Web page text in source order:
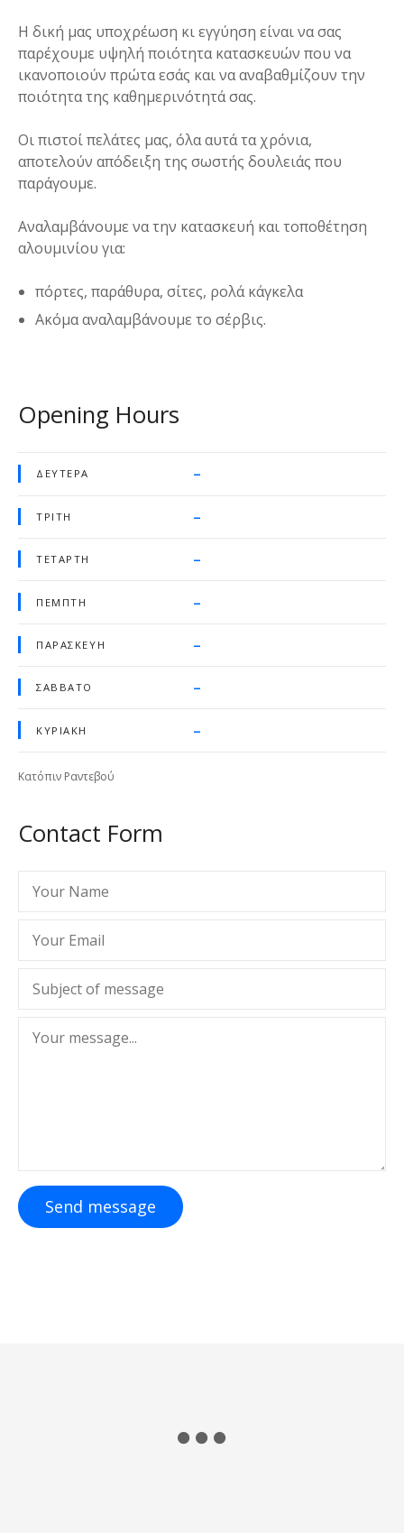
Η δική μας υποχρέωση κι εγγύηση είναι να σας
παρέχουμε υψηλή ποιότητα κατασκευών που να
ικανοποιούν πρώτα εσάς και να αναβαθμίζουν την
ποιότητα της καθημερινότητά σας.
Οι πιστοί πελάτες μας, όλα αυτά τα χρόνια,
αποτελούν απόδειξη της σωστής δουλειάς που
παράγουμε.
Αναλαμβάνουμε να την κατασκευή και τοποθέτηση
αλουμινίου για:
πόρτες, παράθυρα, σίτες, ρολά κάγκελα
Ακόμα αναλαμβάνουμε το σέρβις.
Opening Hours
ΔΕΥΤΈΡΑ –
ΤΡΊΤΗ –
ΤΕΤΆΡΤΗ –
ΠΈΜΠΤΗ –
ΠΑΡΑΣΚΕΥΉ –
ΣΆΒΒΑΤΟ –
ΚΥΡΙΑΚΉ –
Κατόπιν Ραντεβού
Contact Form
Send message